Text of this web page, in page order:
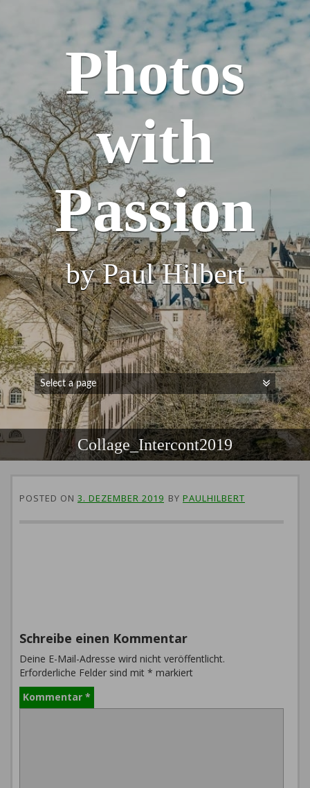
Photos
with
Passion
by Paul Hilbert
Collage_Intercont2019
POSTED ON 3. DEZEMBER 2019 BY PAULHILBERT
Schreibe einen Kommentar
Deine E-Mail-Adresse wird nicht veröffentlicht.
Erforderliche Felder sind mit * markiert
Kommentar *